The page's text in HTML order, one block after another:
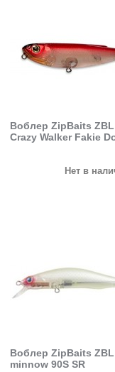
Воблер ZipBaits ZBL
Crazy Walker Fakie
Нет в
Воблер ZipBaits ZBL
minnow 90S SR